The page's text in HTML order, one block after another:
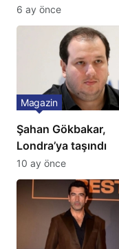
Yok, Tuvalet Yok!”
Çağla Şikel’den Şok
6 ay önce
Şahan Gökbakar,
Londra’ya taşındı
Magazin
10 ay önce